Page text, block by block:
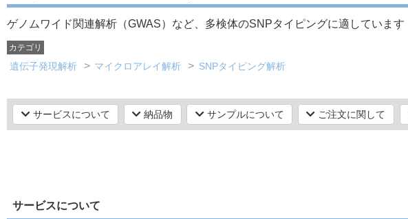
ゲノムワイド関連解析（GWAS）など、多検体のSNPタイピングに適しています
カテゴリ
遺伝子発現解析 マイクロアレイ解析 SNPタイピング解析
サービスについて 納品物 サンプルについて ご注文に関して
サービスについて